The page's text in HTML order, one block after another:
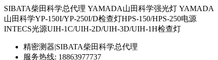
SIBATA柴田科学总代理 YAMADA山田科学强光灯 YAMADA
山田科学YP-150I/YP-250I/D检查灯HPS-150/HPS-250电源
INTECS光源UIH-1C/UIH-2D/UIH-3D/UIH-1H检查灯
精密测器|SIBATA柴田科学总代理
服务热线: 18863977737